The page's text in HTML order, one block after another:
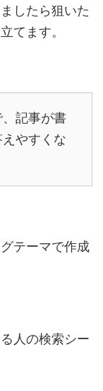
したら狙いた
てます。
記事が書
やすくな
テーマで作成
人の検索シー